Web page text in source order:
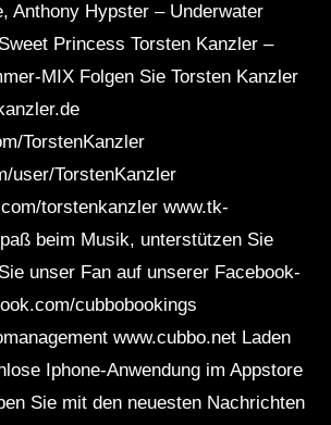
Anthony Hypster – Underwater
Princess Torsten Kanzler –
MIX Folgen Sie Torsten Kanzler
TorstenKanzler
user/TorstenKanzler
torstenkanzler www.tk-
beim Musik, unterstützen Sie
unser Fan auf unserer Facebook-
cubbobookings
www.cubbo.net Laden
Iphone-Anwendung im Appstore
Sie mit den neuesten Nachrichten